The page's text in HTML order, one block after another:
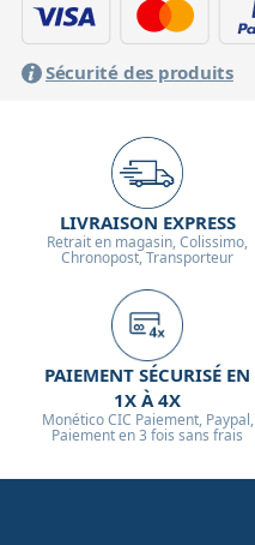
Sécurité des produits
LIVRAISON EXPRESS
Retrait en magasin, Colissimo,
Chronopost, Transporteur
PAIEMENT SÉCURISÉ EN
1X À 4X
Monético CIC Paiement, Paypal,
Paiement en 3 fois sans frais